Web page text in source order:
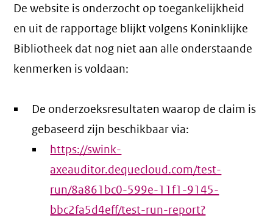
De website is onderzocht op toegankelijkheid
en uit de rapportage blijkt volgens Koninklijke
Bibliotheek dat nog niet aan alle onderstaande
kenmerken is voldaan:
De onderzoeksresultaten waarop de claim is
gebaseerd zijn beschikbaar via:
https://swink-
axeauditor.dequecloud.com/test-
run/8a861bc0-599e-11f1-9145-
bbc2fa5d4eff/test-run-report?